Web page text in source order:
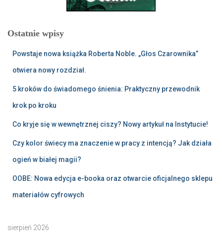
Ostatnie wpisy
Powstaje nowa książka Roberta Noble. „Głos Czarownika”
otwiera nowy rozdział.
5 kroków do świadomego śnienia: Praktyczny przewodnik
krok po kroku
Co kryje się w wewnętrznej ciszy? Nowy artykuł na Instytucie!
Czy kolor świecy ma znaczenie w pracy z intencją? Jak działa
ogień w białej magii?
OOBE: Nowa edycja e-booka oraz otwarcie oficjalnego sklepu
materiałów cyfrowych
sierpień 2026